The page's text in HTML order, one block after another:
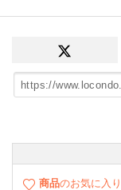
商品のお気に入